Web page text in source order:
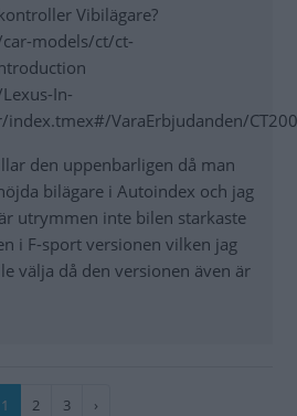
Vibilägare?
models/ct/ct-
In-
VaraErbjudanden/
den uppenbarligen då man
bilägare i Autoindex och jag
utrymmen inte bilen starkaste
i F-sport versionen vilken jag
välja då den versionen även är
Nuvarande
1 Sida
2 Sida
3
Nästa
›